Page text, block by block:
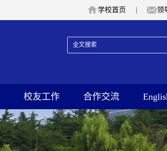
学校首页 领
校友工作 合作交流